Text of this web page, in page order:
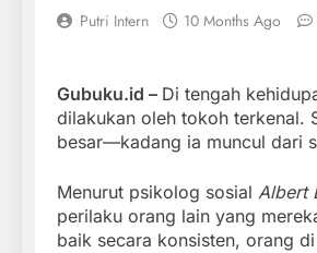
Putri Intern 10 Months Ago
Gubuku.id – Di tengah
dilakukan oleh tokoh terkenal.
besar—kadang ia muncul dari
Menurut psikolog sosial Albert
perilaku orang lain yang
baik secara konsisten, orang